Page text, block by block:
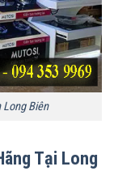
Biên
Tại Long